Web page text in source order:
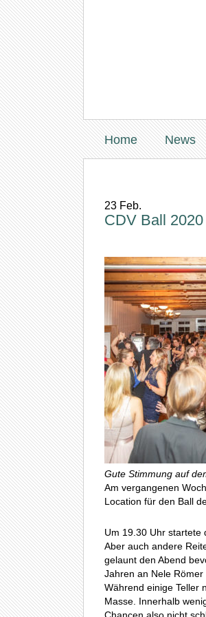
Home News
23 Feb.
CDV Ball 2020
Gute Stimmung auf
Am vergangenen
Location für den Ball
Um 19.30 Uhr startete
Aber auch andere
gelaunt den Abend
Jahren an Nele Römer
Während einige Teller
Masse. Innerhalb